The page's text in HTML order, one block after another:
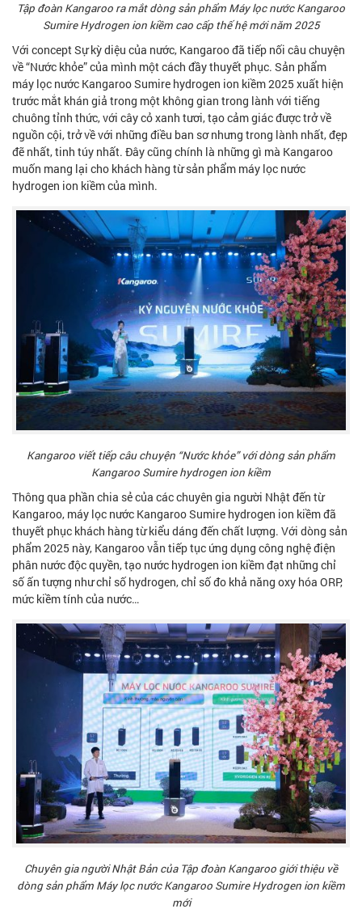
Tập đoàn Kangaroo ra mắt dòng sản phẩm Máy lọc nước Kangaroo
Sumire Hydrogen ion kiềm cao cấp thế hệ mới năm 2025
Với concept Sự kỳ diệu của nước, Kangaroo đã tiếp nối câu chuyện
về “Nước khỏe” của mình một cách đầy thuyết phục. Sản phẩm
máy lọc nước Kangaroo Sumire hydrogen ion kiềm 2025 xuất hiện
trước mắt khán giả trong một không gian trong lành với tiếng
chuông tỉnh thức, với cây cỏ xanh tươi, tạo cảm giác được trở về
nguồn cội, trở về với những điều ban sơ nhưng trong lành nhất, đẹp
đẽ nhất, tinh túy nhất. Đây cũng chính là những gì mà Kangaroo
muốn mang lại cho khách hàng từ sản phẩm máy lọc nước
hydrogen ion kiềm của mình.
Kangaroo viết tiếp câu chuyện “Nước khỏe” với dòng sản phẩm
Kangaroo Sumire hydrogen ion kiềm
Thông qua phần chia sẻ của các chuyên gia người Nhật đến từ
Kangaroo, máy lọc nước Kangaroo Sumire hydrogen ion kiềmđã
thuyết phục khách hàng từ kiểu dáng đến chất lượng. Với dòng sản
phẩm 2025 này, Kangaroo vẫn tiếp tục ứng dụng công nghệ điện
phân nước độc quyền, tạo nước hydrogen ion kiềm đạt những chỉ
số ấn tượng như chỉ số hydrogen, chỉ số đo khả năng oxy hóa ORP,
mức kiềm tính của nước…
Chuyên gia người Nhật Bản của Tập đoàn Kangaroo giới thiệu về
dòng sản phẩm Máy lọc nước Kangaroo Sumire Hydrogen ion kiềm
mới